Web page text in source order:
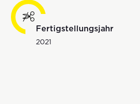
Fertigstellungsjahr
2021